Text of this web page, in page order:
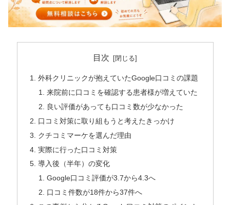
目次
外科クリニックが抱えていたGoogle口コミの課題
来院前に口コミを確認する患者様が増えていた
良い評価があっても口コミ数が少なかった
口コミ対策に取り組もうと考えたきっかけ
クチコミマーケを選んだ理由
実際に行った口コミ対策
導入後（半年）の変化
Google口コミ評価が3.7から4.3へ
口コミ件数が18件から37件へ